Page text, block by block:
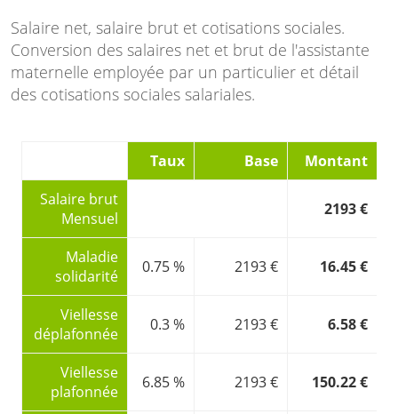
Salaire net, salaire brut et cotisations sociales.
Conversion des salaires net et brut de l'assistante
maternelle employée par un particulier et détail
des cotisations sociales salariales.
Taux Base
Montant
Salaire brut
Mensuel
2193 €
Maladie
solidarité
0.75 % 2193 € 16.45 €
Viellesse
déplafonnée
0.3 % 2193 € 6.58 €
Viellesse
plafonnée
6.85 % 2193 € 150.22 €